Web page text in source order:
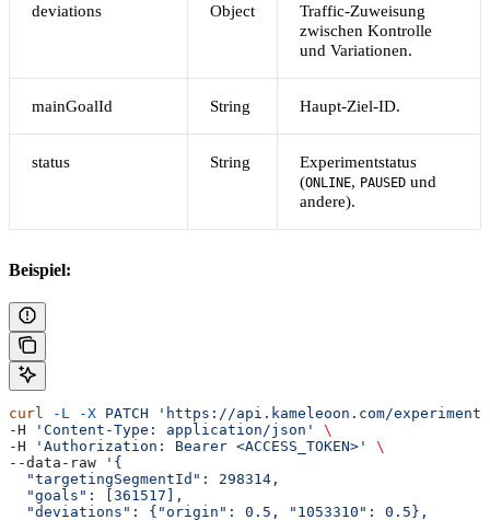
deviations Object
Traffic-Zuweisung
zwischen Kontrolle
und Variationen.
mainGoalId String Haupt-Ziel-ID.
status String
Experimentstatus
(ONLINE, PAUSED und
andere).
Beispiel:
curl -L -X PATCH 'https://api.kameleoon.com/experiments/
-H
'Content-Type: application/json'
\
-H
'Authorization: Bearer <ACCESS_TOKEN>'
\
--data-raw
'{
  "targetingSegmentId": 298314,
  "goals": [361517],
  "deviations": {"origin": 0.5, "1053310": 0.5},